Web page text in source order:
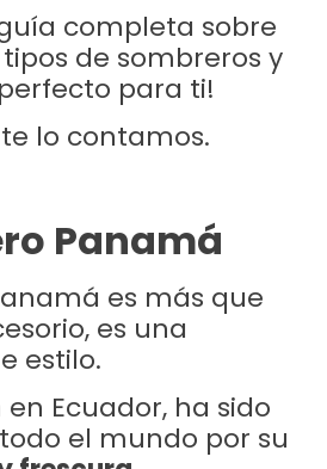
completa sobre
de sombreros y
para ti!
lo contamos.
Panamá
es más que
es una
estilo.
Ecuador, ha sido
el mundo por su